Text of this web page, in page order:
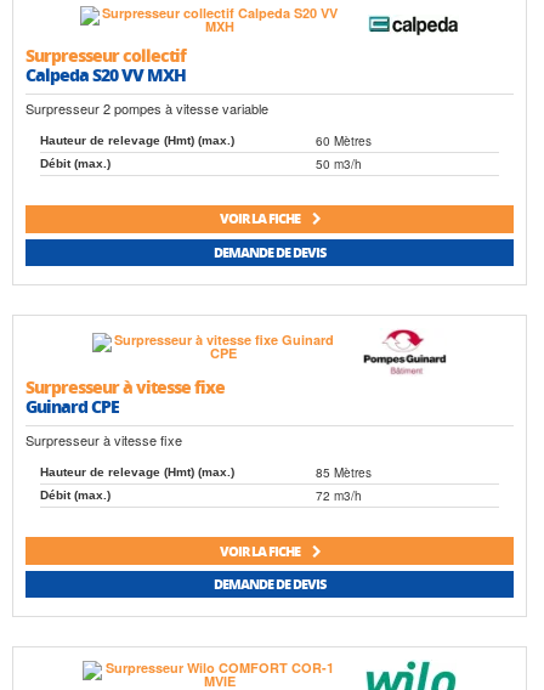
Surpresseur collectif
Calpeda S20 VV MXH
Surpresseur 2 pompes à vitesse variable
Hauteur de relevage (Hmt) (max.) 60 Mètres
Débit (max.) 50 m3/h
VOIR LA FICHE
DEMANDE DE DEVIS
Surpresseur à vitesse fixe
Guinard CPE
Surpresseur à vitesse fixe
Hauteur de relevage (Hmt) (max.) 85 Mètres
Débit (max.) 72 m3/h
VOIR LA FICHE
DEMANDE DE DEVIS